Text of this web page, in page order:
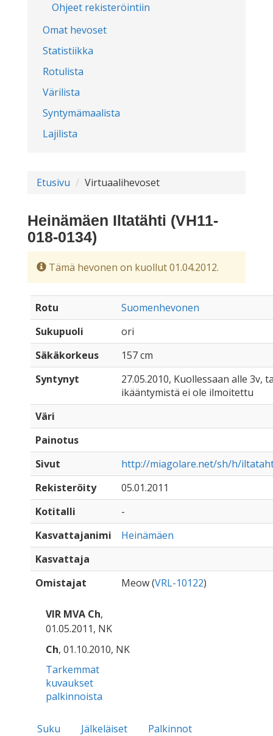
Ohjeet rekisteröintiin
Omat hevoset
Statistiikka
Rotulista
Värilista
Syntymämaalista
Lajilista
Etusivu Virtuaalihevoset
Heinämäen Iltatähti (VH11-
018-0134)
Tämä hevonen on kuollut 01.04.2012.
Rotu
Suomenhevonen
Sukupuoli
ori
Säkäkorkeus
157 cm
Syntynyt
27.05.2010, Kuollessaan alle 3v,
ikääntymistä ei ole ilmoitettu
Väri
Painotus
Sivut
http://miagolare.net/sh/h/
Rekisteröity
05.01.2011
Kotitalli
-
Kasvattajanimi
Heinämäen
Kasvattaja
Omistajat
Meow (VRL-10122)
VIR MVA Ch,
01.05.2011, NK
Ch, 01.10.2010, NK
Tarkemmat
kuvaukset
palkinnoista
Suku Jälkeläiset
Palkinnot